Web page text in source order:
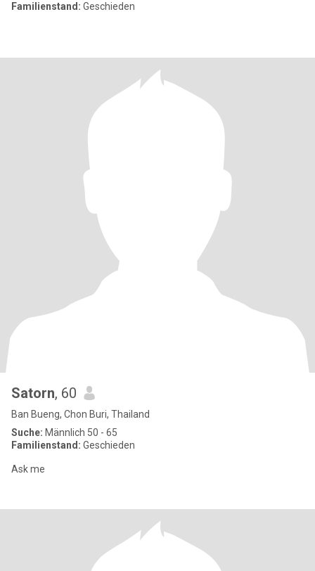
Familienstand: Geschieden
Satorn, 60
Ban Bueng, Chon Buri, Thailand
Suche: Männlich 50 - 65
Familienstand: Geschieden
Ask me